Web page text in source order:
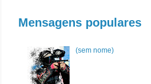
Mensagens populares
(sem nome)